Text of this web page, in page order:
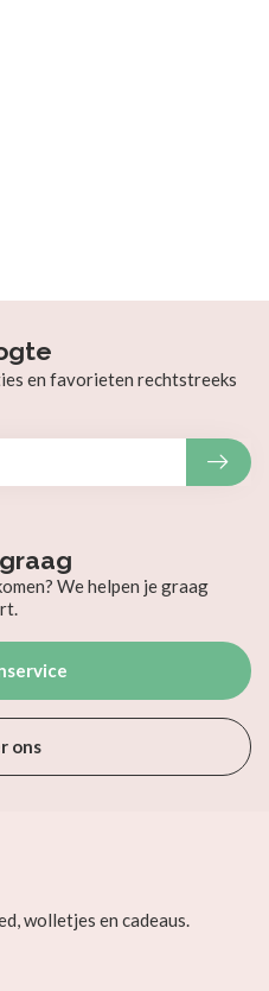
We helpen je graag
ons
en favorieten rechtstreeks
wolletjes en cadeaus.